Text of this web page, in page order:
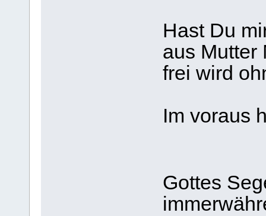
Hast Du
aus Mutter
frei wird
Im voraus
Gottes